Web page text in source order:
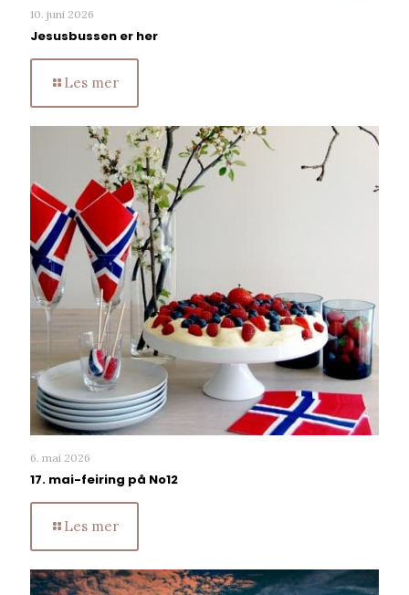
10. juni 2026
Jesusbussen er her
Les mer
6. mai 2026
17. mai-feiring på No12
Les mer